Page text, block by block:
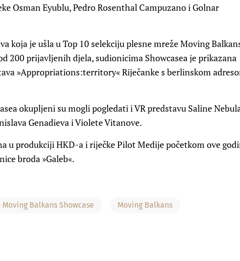
Osman Eyublu, Pedro Rosenthal Campuzano i Golnar
koja je ušla u Top 10 selekciju plesne mreže Moving
200 prijavljenih djela, sudionicima Showcasea je prikazana
»Appropriations:territory« Riječanke s berlinskom
okupljeni su mogli pogledati i VR predstavu Saline
Genadieva i Violete Vitanove.
u produkciji HKD-a i riječke Pilot Medije početkom ove
broda »Galeb«.
Moving Balkans Showcase Moving Balkans